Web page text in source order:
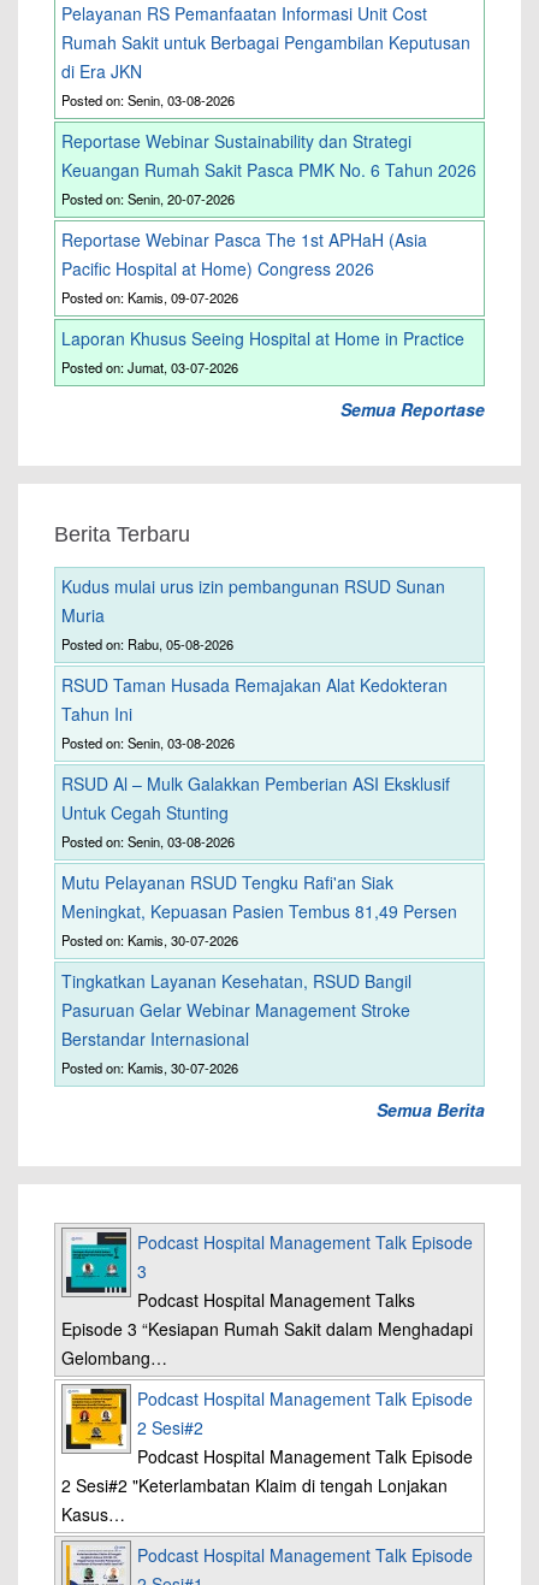
Pelayanan RS Pemanfaatan Informasi Unit Cost
Rumah Sakit untuk Berbagai Pengambilan Keputusan
di Era JKN
Posted on: Senin, 03-08-2026
Reportase Webinar Sustainability dan Strategi
Keuangan Rumah Sakit Pasca PMK No. 6 Tahun 2026
Posted on: Senin, 20-07-2026
Reportase Webinar Pasca The 1st APHaH (Asia
Pacific Hospital at Home) Congress 2026
Posted on: Kamis, 09-07-2026
Laporan Khusus Seeing Hospital at Home in Practice
Posted on: Jumat, 03-07-2026
Semua Reportase
Berita Terbaru
Kudus mulai urus izin pembangunan RSUD Sunan
Muria
Posted on: Rabu, 05-08-2026
RSUD Taman Husada Remajakan Alat Kedokteran
Tahun Ini
Posted on: Senin, 03-08-2026
RSUD Al – Mulk Galakkan Pemberian ASI Eksklusif
Untuk Cegah Stunting
Posted on: Senin, 03-08-2026
Mutu Pelayanan RSUD Tengku Rafi'an Siak
Meningkat, Kepuasan Pasien Tembus 81,49 Persen
Posted on: Kamis, 30-07-2026
Tingkatkan Layanan Kesehatan, RSUD Bangil
Pasuruan Gelar Webinar Management Stroke
Berstandar Internasional
Posted on: Kamis, 30-07-2026
Semua Berita
Podcast Hospital Management Talk Episode
3
Podcast Hospital Management Talks
Episode 3 “Kesiapan Rumah Sakit dalam Menghadapi
Gelombang…
Podcast Hospital Management Talk Episode
2 Sesi#2
Podcast Hospital Management Talk Episode
2 Sesi#2 "Keterlambatan Klaim di tengah Lonjakan
Kasus…
Podcast Hospital Management Talk Episode